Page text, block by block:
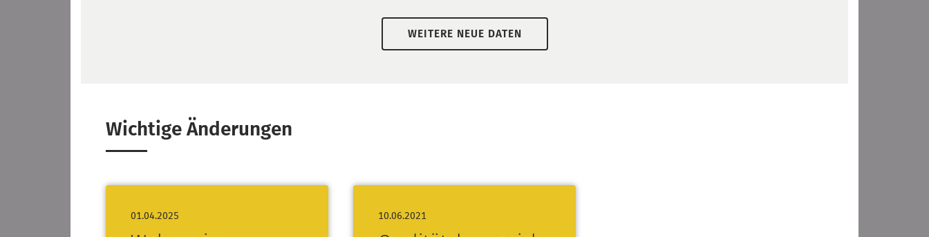
WEITERE NEUE DATEN
Wichtige Änderungen
01.04.2025 10.06.2021